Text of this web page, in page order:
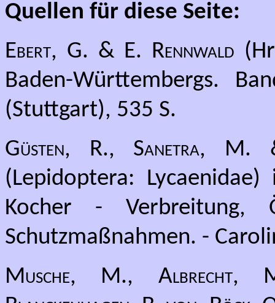
Quellen für diese Seite:
Ebert, G. & E. Rennwald
Baden-Württembergs.
(Stuttgart), 535 S.
Güsten, R., Sanetra, M.
(Lepidoptera:
Kocher - Verbreitung,
Schutzmaßnahmen. -
Musche, M., Albrecht,